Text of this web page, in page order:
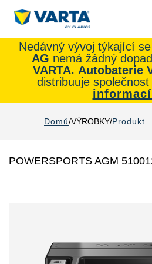
Nedávný vývoj týkající
AG nemá žádný
VARTA. Autobaterie
distribuuje společnost
Domů VÝROBKY Produkt
POWERSPORTS AGM